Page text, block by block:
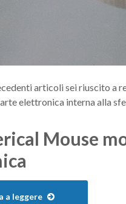
articoli sei riuscito a
elettronica interna alla
Mouse
a leggere